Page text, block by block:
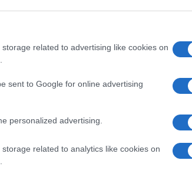
related to advertising like cookies on
sent to Google for online advertising
personalized advertising.
related to analytics like cookies on
τον Σεπτέμβριο. Ο
επιτύχει την
από τις δεσμεύσεις
σ’ ένα τεράστιο
την όλο και
μεγάλος παραγωγός
των κύριων
της είναι επίσης πολύ